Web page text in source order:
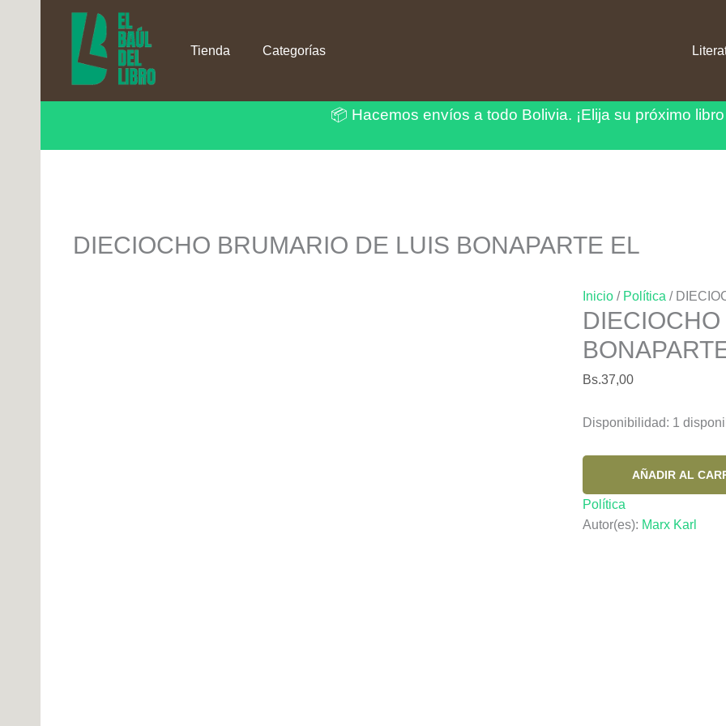
contenido
Tienda Categorías
📦 Hacemos envíos a todo Bolivia. ¡Elija su próximo
DIECIOCHO BRUMARIO DE LUIS BONAPARTE EL
Inicio/ Política /
Bs.37,00
Disponibilidad: 1
DE
LUIS
AÑADIR AL
Política
Autor(es): Marx Karl